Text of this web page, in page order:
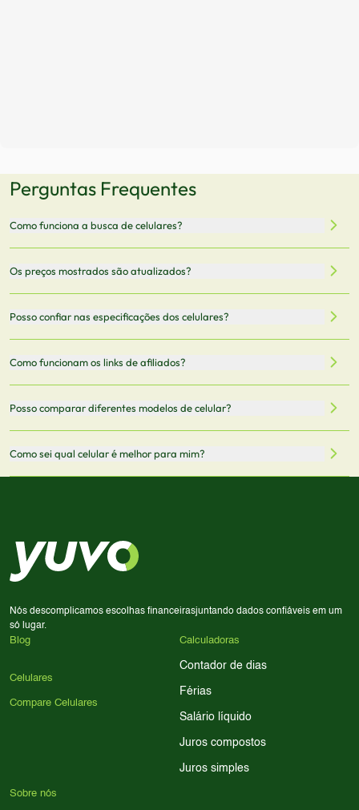
Perguntas Frequentes
Como funciona a busca de celulares?
armazenamento, memória RAM, bateria e conectividade
5G.
Os preços mostrados são atualizados?
vendedor antes de finalizar sua compra.
Posso confiar nas especificações dos celulares?
informações mais recentes de cada modelo.
Como funcionam os links de afiliados?
comissão sem custo adicional para você.
Posso comparar diferentes modelos de celular?
Sim! Você pode selecionar até 3 celulares para comparar
Como sei qual celular é melhor para mim?
processador e bateria são essenciais. Use nossos filtros
para encontrar o celular ideal.
Nós descomplicamos escolhas financeirasjuntando dados confiáveis em um
só lugar.
Blog
Celulares
Compare Celulares
Calculadoras
Contador de dias
Férias
Salário líquido
Juros compostos
Juros simples
Sobre nós